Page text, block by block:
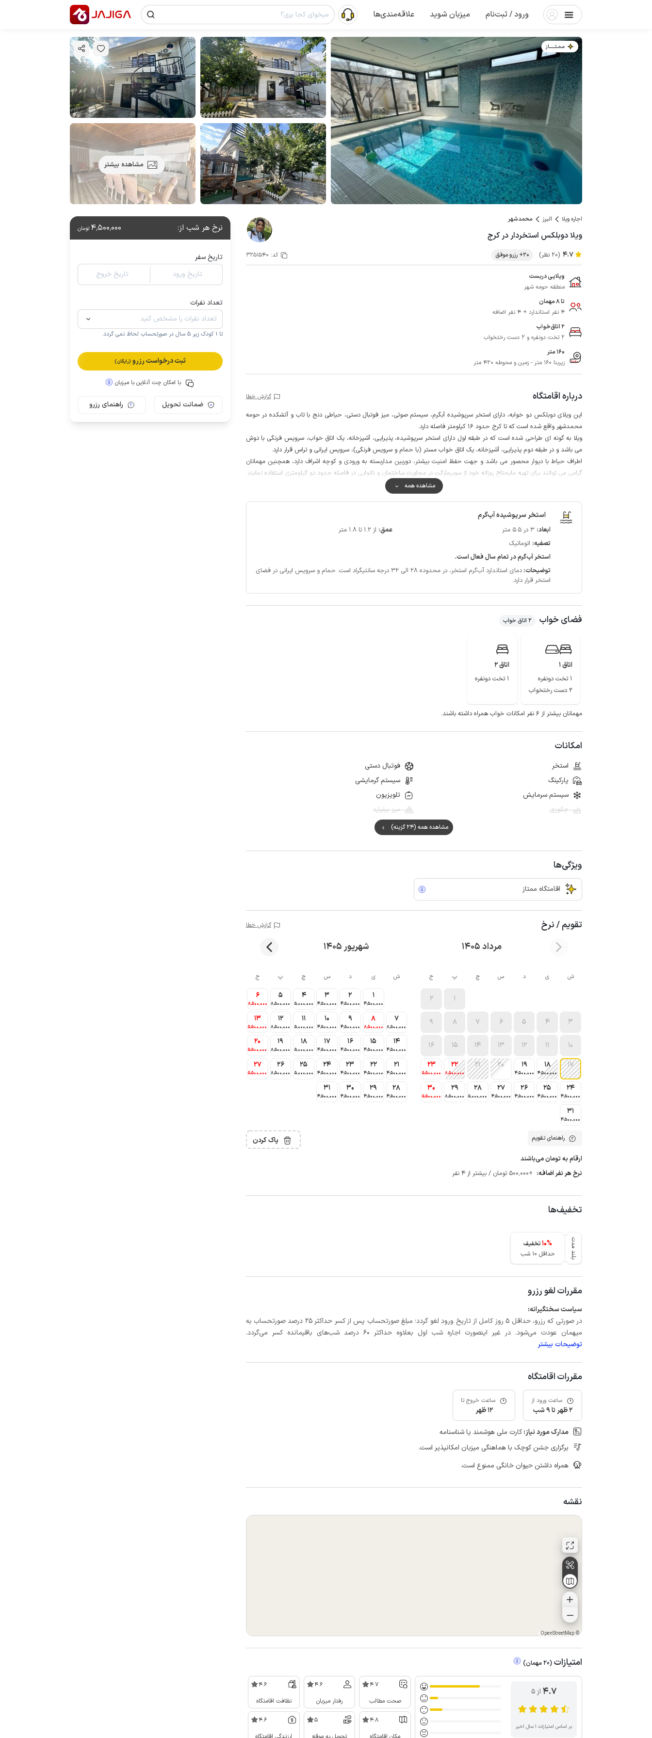
ورود / ثبت‌نام میزبان شوید علاقه‌مندی‌ها
مـمـتــــــاز
مشاهده بیشتر
اجاره ویلا البرز محمدشهر
ویلا دوبلکس استخردار در کرج
4.7 (20 نظر) 20+ رزرو موفق کد: 3251540
ویلایی دربست
منطقه حومه شهر
تا 8 مهمان
4 نفر استاندارد + 4 نفر اضافه
2 اتاق‌خواب
2 تخت دونفره و 2 دست رختخواب
160 متر
زیربنا 160 متر - زمین و محوطه 420 متر
درباره اقامتگاه گزارش خطا
این ویلای دوبلکس دو خوابه، دارای استخر سرپوشیده آبگرم، سیستم صوتی، میز فوتبال دستی، حیاطی دنج با تاب و آتشکده در حومه
محمدشهر واقع شده است که تا کرج حدود 16 کیلومتر فاصله دارد.
ویلا به گونه ای طراحی شده است که در طبقه اول دارای استخر سرپوشیده، پذیرایی، آشپزخانه، یک اتاق خواب، سرویس فرنگی با دوش
می باشد و در طبقه دوم پذیرایی، آشپزخانه، یک اتاق خواب مستر (با حمام و سرویس فرنگی)، سرویس ایرانی و تراس قرار دارد.
اطراف حیاط با دیوار محصور می باشد و جهت حفظ امنیت بیشتر، دوربین مداربسته به ورودی و کوچه اشراف دارد، همچنین مهمانان
گرامی می توانند برای تهیه مایحتاج روزانه خود از سوپرمارکت در مجاورت ساختمان و نانوایی در فاصله حدود دو کیلومتری استفاده نمایند.
آنتن دهی تلفن همراه نیز برای دو اپراتور ایرانسل و همراه اول در مکالمه خوب و پوشش اینترنت به صورت 4g است.
لازم به ذکر است که دسترسی به طبقه دوم از طریق پله مارپیچ واقع در خارج ویلا نیز امکان پذیر است.
مشاهده همه
استخر سرپوشیده آب‌گرم
ابعاد: 3 در 5.5 متر عمق: از 1.2 تا 1.8 متر
تصفیه: اتوماتیک
استخر آب‌گرم در تمام سال فعال است.
توضیحات: دمای استاندارد آب‌گرم استخر، در محدوده 28 الی 32 درجه سانتیگراد است.
حمام و سرویس ایرانی در فضای
استخر قرار دارد.
فضای خواب 2 اتاق خواب
اتاق 1
1 تخت دونفره
2 دست رختخواب
اتاق 2
1 تخت دونفره
مهمانان بیشتر از ۶ نفر امکانات خواب همراه داشته باشند.
امکانات
استخر
فوتبال دستی
پارکینگ
سیستم گرمایشی
سیستم سرمایش
تلویزیون
جکوزی
میز بیلیارد
مشاهده همه (24 گزینه)
ویژگی‌ها
اقامتگاه ممتاز
تقویم / نرخ گزارش خطا
مرداد 1405 شهریور 1405
ش ی د س چ پ ج
1
2
3
4
5
6
7
8
9
10
11
12
13
14
15
16
17
18
4٬500٬000
19
4٬500٬000
20
21
22
8٬500٬000
23
5٬500٬000
24
4٬500٬000
25
4٬500٬000
26
4٬500٬000
27
4٬500٬000
28
5٬000٬000
29
8٬500٬000
30
5٬500٬000
31
4٬500٬000
ش ی د س چ پ ج
1
4٬500٬000
2
4٬500٬000
3
4٬500٬000
4
5٬000٬000
5
8٬500٬000
6
8٬500٬000
7
8٬500٬000
8
8٬500٬000
9
4٬500٬000
10
4٬500٬000
11
5٬000٬000
12
8٬500٬000
13
5٬500٬000
14
4٬500٬000
15
4٬500٬000
16
4٬500٬000
17
4٬500٬000
18
5٬000٬000
19
8٬500٬000
20
5٬500٬000
21
4٬500٬000
22
4٬500٬000
23
4٬500٬000
24
4٬500٬000
25
5٬000٬000
26
8٬500٬000
27
5٬500٬000
28
4٬500٬000
29
4٬500٬000
30
4٬500٬000
31
4٬500٬000
راهنمای تقویم پاک کردن
ارقام به تومان می‌باشند
نرخ هر نفر اضافه: +500٬000 تومان / بیشتر از 4 نفر
تخفیف‌ها
بلند مدت 10%
تخفیف
حداقل 10 شب
مقررات لغو رزرو
سیاست سختگیرانه:
در صورتی که رزرو، حداقل 5 روز کامل از تاریخ ورود لغو گردد؛ مبلغ صورتحساب پس از کسر حداکثر 25 درصد صورتحساب به
میهمان عودت می‌شود. در غیر اینصورت اجاره شب اول بعلاوه حداکثر 60 درصد شب‌های باقیمانده کسر می‌گردد.
توضیحات بیشتر
مقررات اقامتگاه
ساعت ورود از
2 ظهر تا 9 شب
ساعت خروج تا
12 ظهر
مدارک مورد نیاز:کارت ملی هوشمند یا شناسنامه
برگزاری جشن کوچک با هماهنگی میزبان امکانپذیر است.
همراه داشتن حیوان خانگی ممنوع است.
نقشه
©
OpenStreetMap
امتیازات (
20مهمان)
4.7 از ۵
بر اساس امتیازات ۱ سال اخیر
4.7
صحت مطالب
4.6
رفتار میزبان
4.6
نظافت اقامتگاه
4.8
5
4.6
نرخ هر شب از: 4٬500٬000 تومان
تاریخ سفر
تاریخ ورود
تاریخ خروج
تعداد نفرات
تا 1 کودک زیر 5 سال در صورتحساب لحاظ نمی گردد.
ثبت درخواست رزرو (رایگان)
با امکان چت آنلاین با میزبان
ضمانت تحویل راهنمای رزرو